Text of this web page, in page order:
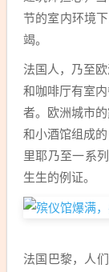
节的室内环境
竭。
法国人，乃至
和咖啡厅有室
者。欧洲城市
和小酒馆组成
里耶乃至一系
生生的例证。
法国巴黎，人